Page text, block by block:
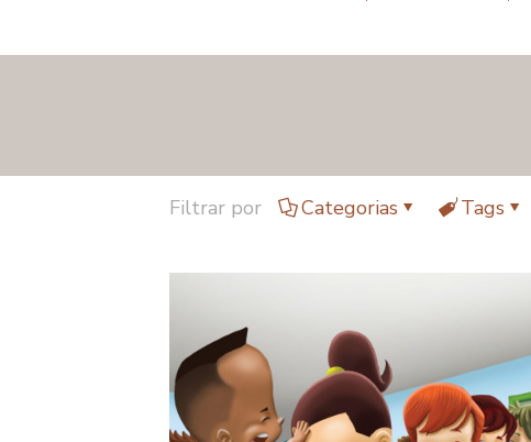
Filtrar por Categorias Tags